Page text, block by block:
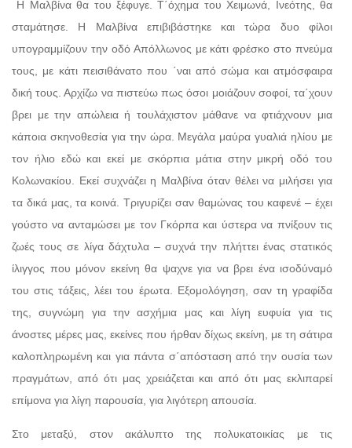
Η Μαλβίνα θα του ξέφυγε. Τ΄όχημα του Χειμωνά, Ινεότης, θα
σταμάτησε. Η Μαλβίνα επιβιβάστηκε και τώρα δυο φίλοι
υπογραμμίζουν την οδό Απόλλωνος με κάτι φρέσκο στο πνεύμα
τους, με κάτι πεισιθάνατο που ΄ναι από σώμα και ατμόσφαιρα
δική τους. Αρχίζω να πιστεύω πως όσοι μοιάζουν σοφοί, τα΄χουν
βρει με την απώλεια ή τουλάχιστον μάθανε να φτιάχνουν μια
κάποια σκηνοθεσία για την ώρα. Μεγάλα μαύρα γυαλιά ηλίου με
τον ήλιο εδώ και εκεί με σκόρπια μάτια στην μικρή οδό του
Κολωνακίου. Εκεί συχνάζει η Μαλβίνα όταν θέλει να μιλήσει για
τα δικά μας, τα κοινά. Τριγυρίζει σαν θαμώνας του καφενέ – έχει
γούστο να ανταμώσει με τον Γκόρπα και ύστερα να πνίξουν τις
ζωές τους σε λίγα δάχτυλα – συχνά την πλήττει ένας στατικός
ίλιγγος που μόνον εκείνη θα ψαχνε για να βρει ένα ισοδύναμό
του στις τάξεις, λέει του έρωτα. Εξομολόγηση, σαν τη γραφίδα
της, συγνώμη για την ασχήμια μας και λίγη ευφυία για τις
άνοστες μέρες μας, εκείνες που ήρθαν δίχως εκείνη, με τη σάτιρα
καλοπληρωμένη και για πάντα σ΄απόσταση από την ουσία των
πραγμάτων, από ότι μας χρειάζεται και από ότι μας εκλιπαρεί
επίμονα για λίγη παρουσία, για λιγότερη απουσία.
Στο μεταξύ, στον ακάλυπτο της πολυκατοικίας με τις